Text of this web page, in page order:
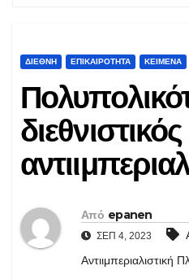
ΔΙΕΘΝΉ ΕΠΙΚΑΙΡΌΤΗΤΑ ΚΕΊΜΕΝΑ
διεθνιστικός
Από epanen
ΣΕΠ 4, 2023
Αντιιμπεριαλιστική